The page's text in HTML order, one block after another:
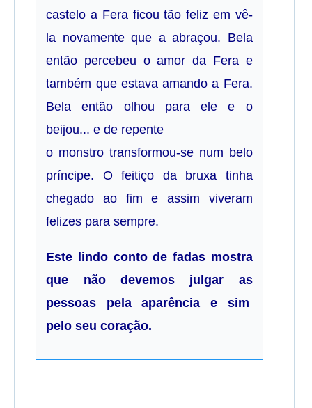
castelo a Fera ficou tão feliz em vê-
la novamente que a abraçou. Bela
então percebeu o amor da Fera e
também que estava amando a Fera.
Bela então olhou para ele e o
beijou... e de repente
o monstro transformou-se num belo
príncipe. O feitiço da bruxa tinha
chegado ao fim e assim viveram
felizes para sempre.
Este lindo conto de fadas mostra
que não devemos julgar as
pessoas pela aparência e sim
pelo seu coração.